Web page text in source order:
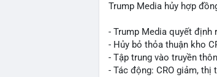
Trump Media hủy hợp
- Trump Media quyết
- Hủy bỏ thỏa thuận kho
- Tập trung vào truyền
- Tác động: CRO giảm, thị